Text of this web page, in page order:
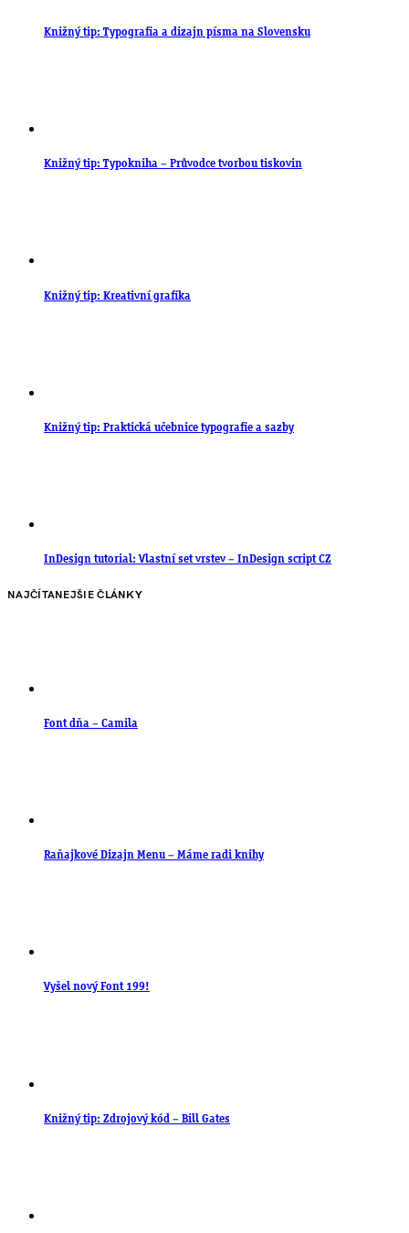
Knižný tip: Typografia a dizajn písma na Slovensku
Knižný tip: Typokniha – Průvodce tvorbou tiskovin
Knižný tip: Kreativní grafika
Knižný tip: Praktická učebnice typografie a sazby
InDesign tutorial: Vlastní set vrstev – InDesign script CZ
NAJČÍTANEJŠIE ČLÁNKY
Font dňa – Camila
Raňajkové Dizajn Menu – Máme radi knihy
Vyšel nový Font 199!
Knižný tip: Zdrojový kód – Bill Gates